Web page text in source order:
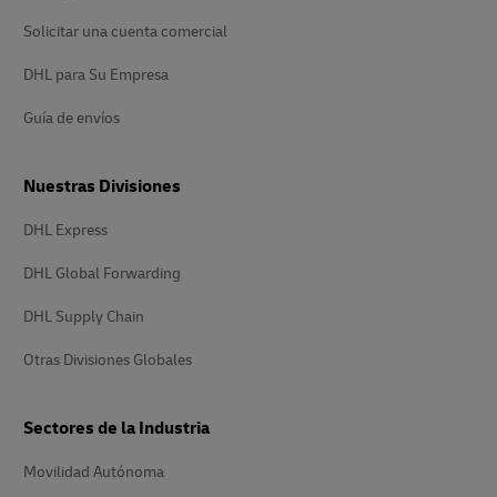
Solicitar una cuenta comercial
DHL para Su Empresa
Guía de envíos
Nuestras Divisiones
DHL Express
DHL Global Forwarding
DHL Supply Chain
Otras Divisiones Globales
Sectores de la Industria
Movilidad Autónoma